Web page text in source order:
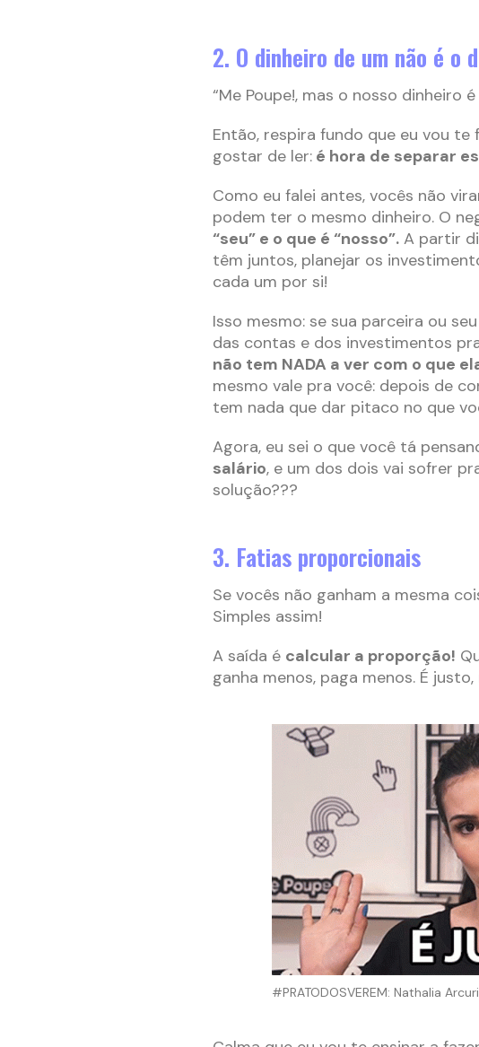
2. O dinheiro de um não é o
“Me Poupe!, mas o nosso dinheiro
Então, respira fundo que eu vou
gostar de ler:é hora de separar
Como eu falei antes, vocês não
podem ter o mesmo dinheiro. O
“seu” e o que é “nosso”.A partir
têm juntos, planejar os
cada um por si!
Isso mesmo: se sua parceira ou
das contas e dos investimentos
não tem NADA a ver com o que
mesmo vale pra você: depois de
tem nada que dar pitaco no que
Agora, eu sei o que você tá
salário, e um dos dois vai sofrer
solução???
3. Fatias proporcionais
Se vocês não ganham a mesma
Simples assim!
A saída é calcular a proporção!
ganha menos, paga menos. É justo,
#PRATODOSVEREM: Nathalia